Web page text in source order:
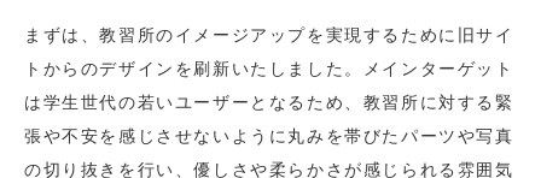
まずは、教習所のイメージアップを実現するために旧サイ
トからのデザインを刷新いたしました。メインターゲット
は学生世代の若いユーザーとなるため、教習所に対する緊
張や不安を感じさせないように丸みを帯びたパーツや写真
の切り抜きを行い、優しさや柔らかさが感じられる雰囲気